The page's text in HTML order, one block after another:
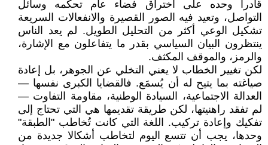
قادرا وحده على اختراق فضاء عام تحكمه وسائل
التواصل، وتعيد فيه الصور القصيرة والانفعالات السريعة
تشكيل الوعي أكثر من التحليل الطويل. لم يعد الناس
ينتظرون البيان السياسي بقدر ما يتفاعلون مع الإشارة،
والرمز، والموقف المكثف.
لكن تغيير الخطاب لا يعني التخلي عن الجوهر، بل إعادة
صياغته بما يتيح له أن يُسمَع. فالقضايا الكبرى نفسها —
العدالة الاجتماعية، السيادة الوطنية، مقاومة التفاوت —
لم تفقد راهنيتها، لكن طريقة تقديمها هي التي تحتاج إلى
تفكيك وإعادة تركيب. اللغة التي كانت تُخاطب "الطبقة"
وحدها، يجب أن تتسع اليوم لتخاطب أشكالا جديدة من